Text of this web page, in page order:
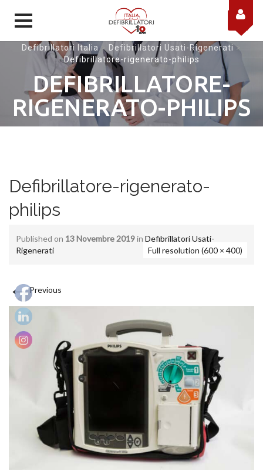
Skip to content
Defibrillatori Italia> Defibrillatori Usati-Rigenerati>
Defibrillatore-rigenerato-philips
DEFIBRILLATORE-
RIGENERATO-PHILIPS
Defibrillatore-rigenerato-
philips
Published on 13 Novembre 2019in Defibrillatori Usati-
Rigenerati
Full resolution (600 × 400)
←Previous